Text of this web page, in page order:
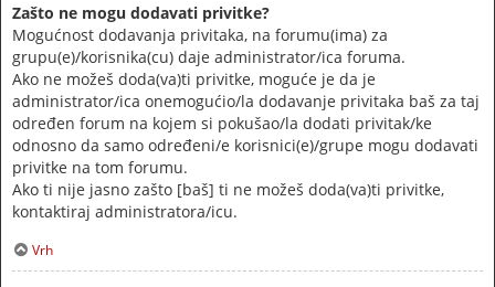
Zašto ne mogu dodavati privitke?
Mogućnost dodavanja privitaka, na forumu(ima) za
grupu(e)/korisnika(cu) daje administrator/ica foruma.
Ako ne možeš doda(va)ti privitke, moguće je da je
administrator/ica onemogućio/la dodavanje privitaka baš za taj
određen forum na kojem si pokušao/la dodati privitak/ke
odnosno da samo određeni/e korisnici(e)/grupe mogu dodavati
privitke na tom forumu.
Ako ti nije jasno zašto [baš] ti ne možeš doda(va)ti privitke,
kontaktiraj administratora/icu.
Vrh